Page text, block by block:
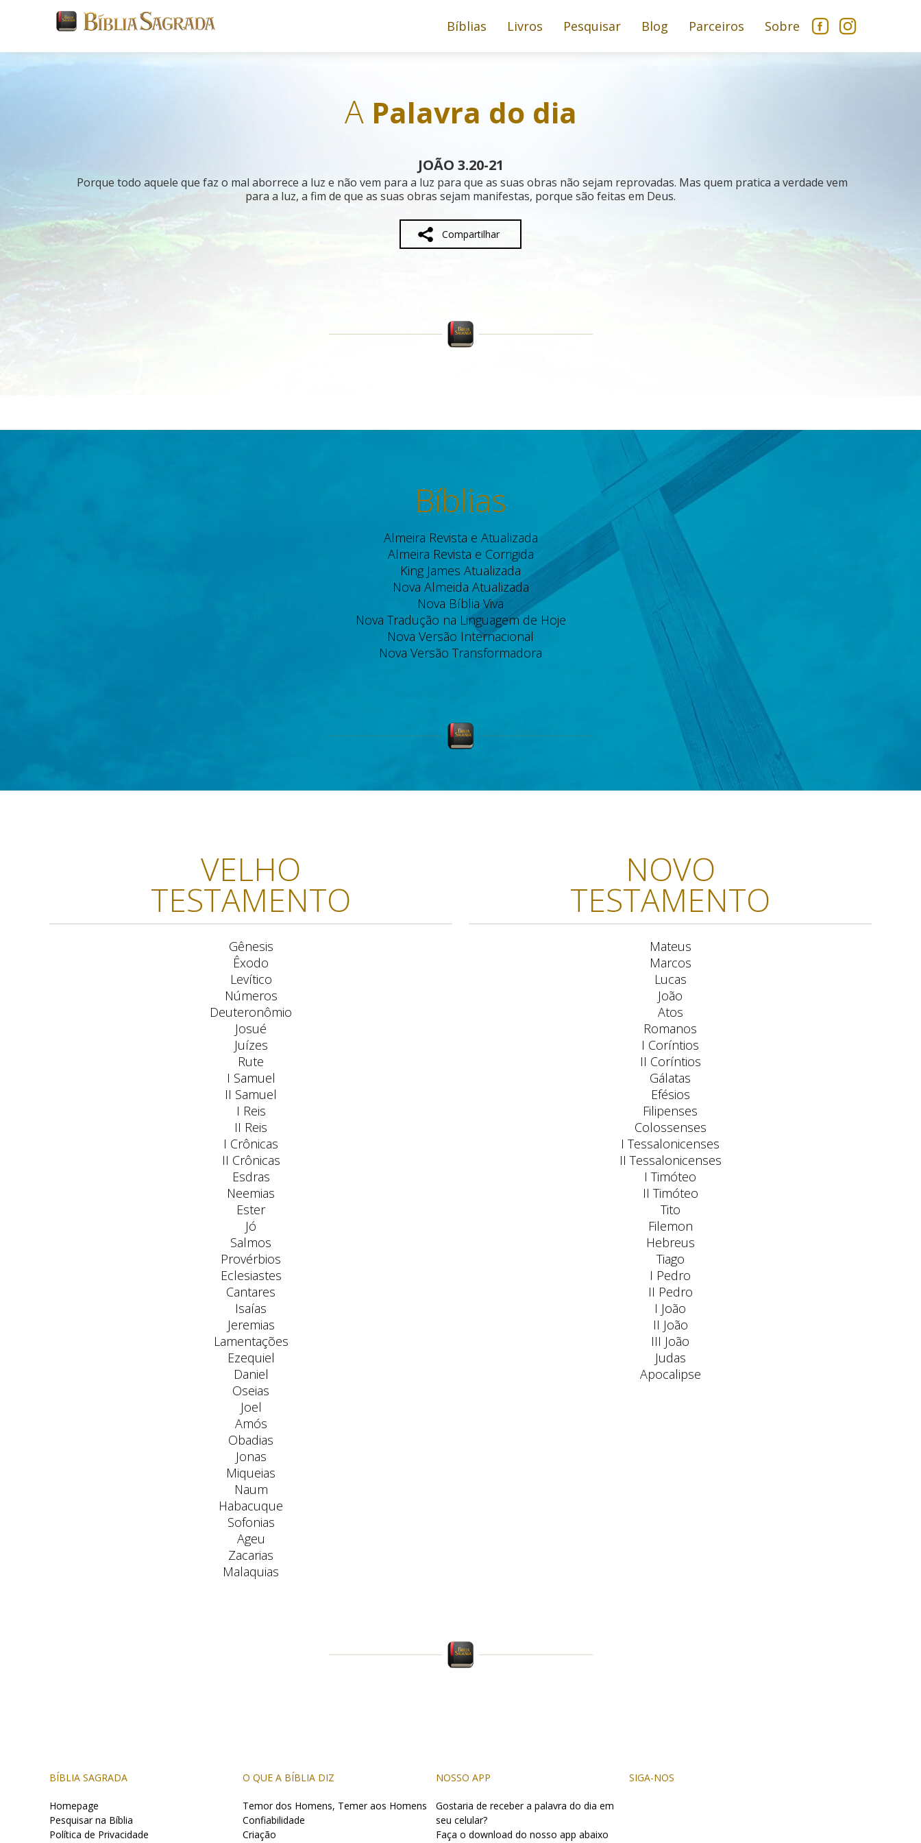
Bíblias Livros Pesquisar Blog Parceiros Sobre
APalavra do dia
JOÃO 3.20-21
Porque todo aquele que faz o mal aborrece a luz e não vem para a luz para que as suas obras não sejam reprovadas. Mas quem pratica a verdade vem
para a luz, a fim de que as suas obras sejam manifestas, porque são feitas em Deus.
Compartilhar
Bíblias
Almeira Revista e Atualizada
Almeira Revista e Corrigida
King James Atualizada
Nova Almeida Atualizada
Nova Bíblia Viva
Nova Tradução na Linguagem de Hoje
Nova Versão Internacional
Nova Versão Transformadora
VELHO
TESTAMENTO
Gênesis
Êxodo
Levítico
Números
Deuteronômio
Josué
Juízes
Rute
I Samuel
II Samuel
I Reis
II Reis
I Crônicas
II Crônicas
Esdras
Neemias
Ester
Jó
Salmos
Provérbios
Eclesiastes
Cantares
Isaías
Jeremias
Lamentações
Ezequiel
Daniel
Oseias
Joel
Amós
Obadias
Jonas
Miqueias
Naum
Habacuque
Sofonias
Ageu
Zacarias
Malaquias
NOVO
TESTAMENTO
Mateus
Marcos
Lucas
João
Atos
Romanos
I Coríntios
II Coríntios
Gálatas
Efésios
Filipenses
Colossenses
I Tessalonicenses
II Tessalonicenses
I Timóteo
II Timóteo
Tito
Filemon
Hebreus
Tiago
I Pedro
II Pedro
I João
II João
III João
Judas
Apocalipse
BÍBLIA SAGRADA
Homepage
Pesquisar na Bíblia
Política de Privacidade
O QUE A BÍBLIA DIZ
Temor dos Homens, Temer aos Homens
Confiabilidade
Criação
NOSSO APP
Gostaria de receber a palavra do dia em
seu celular?
Faça o download do nosso app abaixo
SIGA-NOS